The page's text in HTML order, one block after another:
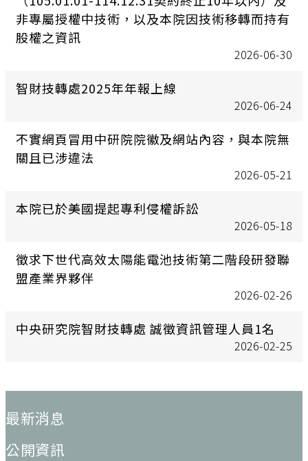
非專屬授權中技術，以及本院因技術移轉而持有
股權之資訊
2026-06-30
智財技轉處2025年年報上線
2026-06-24
不實網頁冒用中研院院徽及網站內容，與本院無
關且已涉違法
2026-05-21
本院已於美國提起專利侵權訴訟
2026-05-18
徵求下世代高效太陽能電池技術第二階段研發聯
盟產業界夥伴
2026-02-26
中央研究院智財技轉處 誠徵資訊管理人員1名
2026-02-25
最新消息
公開資訊